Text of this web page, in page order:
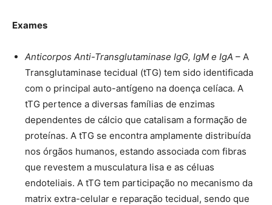
Exames
Anticorpos Anti-Transglutaminase IgG, IgM e IgA – A
Transglutaminase tecidual (tTG) tem sido identificada
com o principal auto-antígeno na doença celíaca. A
tTG pertence a diversas famílias de enzimas
dependentes de cálcio que catalisam a formação de
proteínas. A tTG se encontra amplamente distribuída
nos órgãos humanos, estando associada com fibras
que revestem a musculatura lisa e as céluas
endoteliais. A tTG tem participação no mecanismo da
matrix extra-celular e reparação tecidual, sendo que